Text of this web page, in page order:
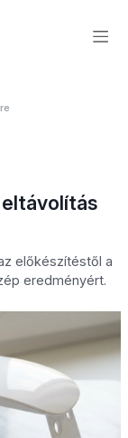
előkészítéstől a
eredményért.